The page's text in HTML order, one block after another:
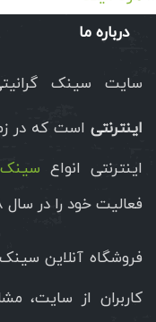
درباره ما
سایت سینک
اینترنتی است که در
اینترنتی انواع سینک
فعالیت خود را در سال 1398 آغاز نمود.
فروشگاه آنلاین
کاربران از سایت،